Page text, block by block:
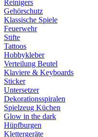
Reinigers
Gehörschutz
Klassische Spiele
Feuerwehr
Stifte
Tattoos
Hobbykleber
Verteilung Beutel
Klaviere & Keyboards
Sticker
Untersetzer
Dekorationsspiralen
Spielzeug Küchen
Glow in the dark
Hüpfburgen
Klettergeräte